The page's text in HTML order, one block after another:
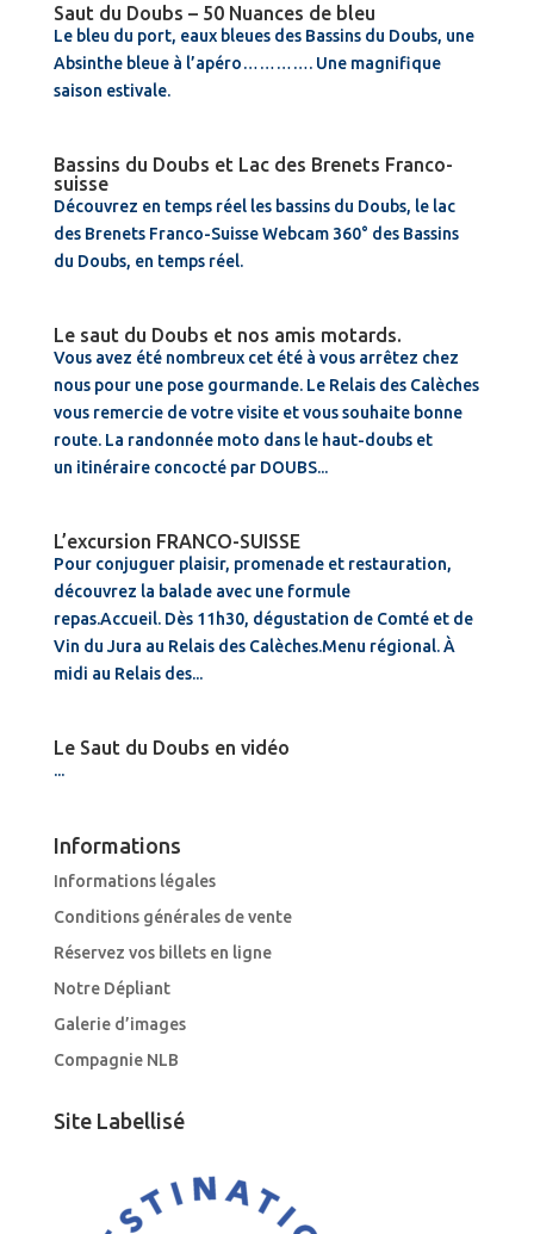
Saut du Doubs – 50 Nuances de bleu
Le bleu du port, eaux bleues des Bassins du Doubs, une
Absinthe bleue à l’apéro…………. Une magnifique
saison estivale.
Bassins du Doubs et Lac des Brenets Franco-
suisse
Découvrez en temps réel les bassins du Doubs, le lac
des Brenets Franco-Suisse Webcam 360° des Bassins
du Doubs, en temps réel.
Le saut du Doubs et nos amis motards.
Vous avez été nombreux cet été à vous arrêtez chez
nous pour une pose gourmande. Le Relais des Calèches
vous remercie de votre visite et vous souhaite bonne
route. La randonnée moto dans le haut-doubs et
un itinéraire concocté par DOUBS...
L’excursion FRANCO-SUISSE
Pour conjuguer plaisir, promenade et restauration,
découvrez la balade avec une formule
repas.Accueil. Dès 11h30, dégustation de Comté et de
Vin du Jura au Relais des Calèches.Menu régional. À
midi au Relais des...
Le Saut du Doubs en vidéo
...
Informations
Informations légales
Conditions générales de vente
Réservez vos billets en ligne
Notre Dépliant
Galerie d’images
Compagnie NLB
Site Labellisé